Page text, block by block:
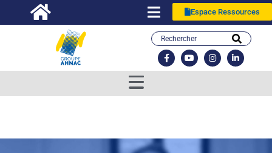
Espace Ressources